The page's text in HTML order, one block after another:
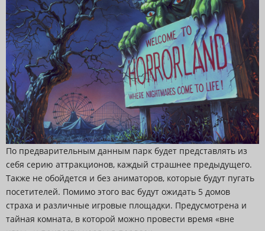
По предварительным данным парк будет представлять из
себя серию аттракционов, каждый страшнее предыдущего.
Также не обойдется и без аниматоров, которые будут пугать
посетителей. Помимо этого вас будут ожидать 5 домов
страха и различные игровые площадки. Предусмотрена и
тайная комната, в которой можно провести время «вне